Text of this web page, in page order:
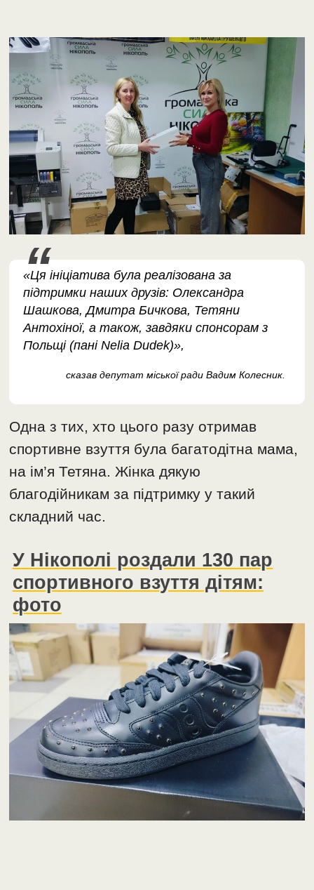
«Ця ініціатива була реалізована за
підтримки наших друзів: Олександра
Шашкова, Дмитра Бичкова, Тетяни
Антохіної, а також, завдяки спонсорам з
Польщі (пані Nelia Dudek)»,
сказав депутат міської ради Вадим Колесник.
Одна з тих, хто цього разу отримав
спортивне взуття була багатодітна мама,
на ім’я Тетяна. Жінка дякую
благодійникам за підтримку у такий
складний час.
У Нікополі роздали 130 пар
спортивного взуття дітям:
фото